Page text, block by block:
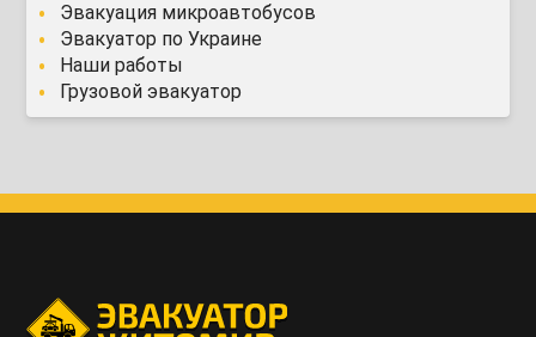
Эвакуация микроавтобусов
Эвакуатор по Украине
Наши работы
Грузовой эвакуатор